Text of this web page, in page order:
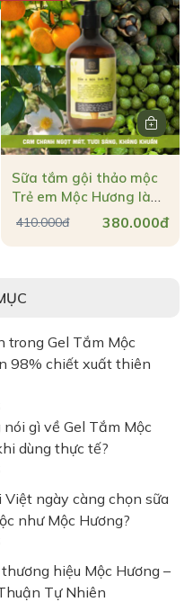
Sữa tắm gội thảo mộc
Trẻ em Mộc Hương làm
sạch dịu nhẹ & dịu vết
380.000đ
410.000đ
trong Gel Tắm Mộc
98% chiết xuất thiên
gì về Gel Tắm Mộc
dùng thực tế?
Việt ngày càng chọn sữa
như Mộc Hương?
hiệu Mộc Hương –
Tự Nhiên